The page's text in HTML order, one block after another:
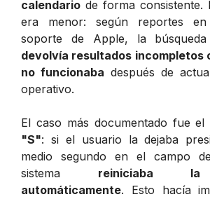
calendario de forma consistente.
era menor: según reportes
soporte de Apple, la búsqueda
devolvía resultados incompletos
no funcionaba después de
operativo.
El caso más documentado fue
"S": si el usuario la dejaba
medio segundo en el campo
sistema reiniciaba la
automáticamente. Esto hacía